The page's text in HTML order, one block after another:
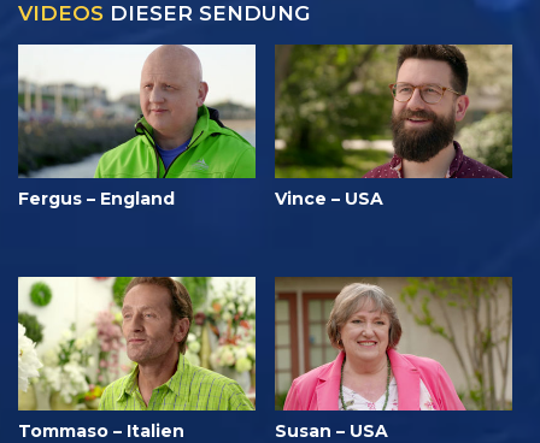
VIDEOS DIESER SENDUNG
Fergus – England Vince – USA
Tommaso – Italien Susan – USA